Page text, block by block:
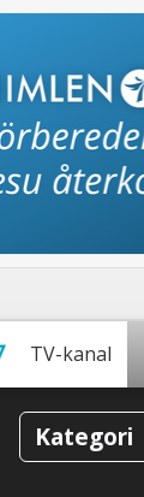
TV-kanal
Kategori